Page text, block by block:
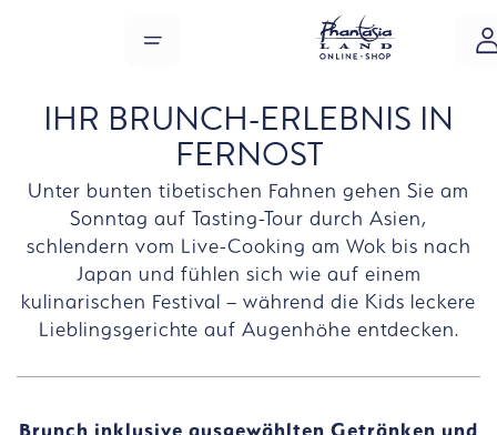
MENÜ
IHR BRUNCH-ERLEBNIS IN
FERNOST
Unter bunten tibetischen Fahnen gehen Sie am
Sonntag auf Tasting-Tour durch Asien,
schlendern vom Live-Cooking am Wok bis nach
Japan und fühlen sich wie auf einem
kulinarischen Festival – während die Kids leckere
Lieblingsgerichte auf Augenhöhe entdecken.
Brunch inklusive ausgewählten Getränken und